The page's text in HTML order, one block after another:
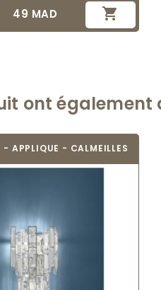
Prix
49 MAD 
ont également
APPLIQUE - CALMEILLES